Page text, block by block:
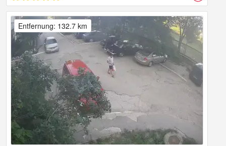
Entfernung: 132.7 km